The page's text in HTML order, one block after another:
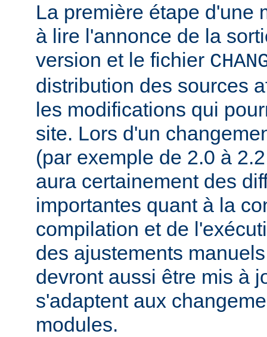
La première étape d'une
à lire l'annonce de la
version et le fichier
distribution des sources
les modifications qui
site. Lors d'un
(par exemple de 2.0 à
aura certainement des
importantes quant à la
compilation et de
des ajustements
devront aussi être mis à
s'adaptent aux
modules.